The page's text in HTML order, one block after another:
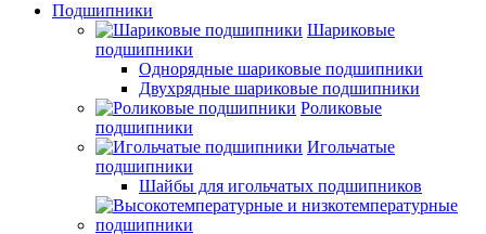
Подшипники
Шариковые
подшипники
Однорядные шариковые подшипники
Двухрядные шариковые подшипники
Роликовые
подшипники
Игольчатые
подшипники
Шайбы для игольчатых подшипников